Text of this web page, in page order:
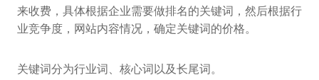
来收费，具体根据企业需要做排名的关键词，然后根据行
业竞争度，网站内容情况，确定关键词的价格。
关键词分为行业词、核心词以及长尾词。